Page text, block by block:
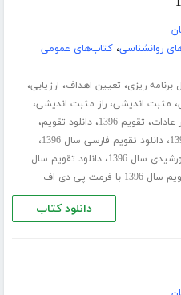
روانشناسی،کتاب‌های عمومی
برنامه ریزی، تعیین اهداف، ارزیابی،
، مثبت اندیشی،راز مثبت اندیشی،
عادات، تقویم 1396 ،دانلود تقویم،
،دانلود تقویم فارسی سال 1396 ،
سال 1396 ،دانلود تقویم سال
با فرمت پی دی اف
دانلود کتاب